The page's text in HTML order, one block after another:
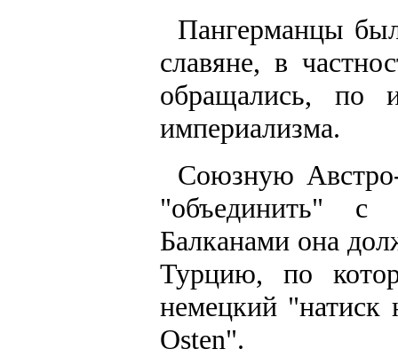
Пангерманцы
славяне, в
обращались, по
империализма.
Союзную
"объединить" с
Балканами она
Турцию, по
немецкий "натиск
Osten".